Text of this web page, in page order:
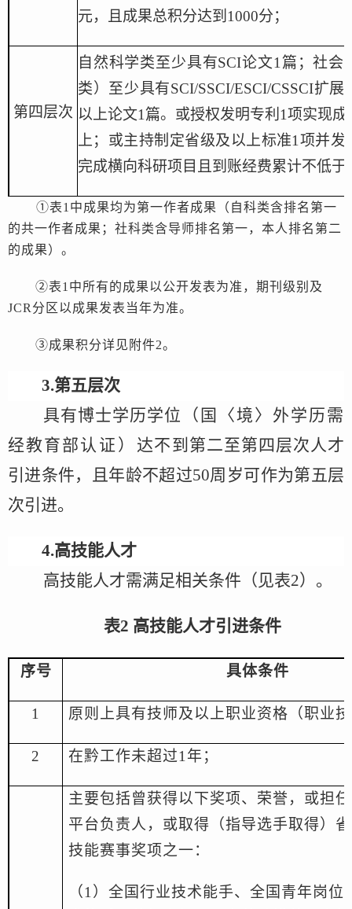
元， 且成果总积分达到 1000分；
第四层次
自然科学类至少具有SCI论文1篇；社会
类） 至少具有SCI/SSCI/ESCI/CSSCI扩展
以上论文1篇。 或授权发明专利 1项实现成
上 ； 或主持制定省级及以上标准1项并发
完成横向科研项目 且 到账经费累计不低于
①表1中成果均为第一作者成果 （ 自科类含排名第一
的共一作者成果；社科类含导师排名第一，本人排名第二
的成果） 。
②表1中所有的成果以公开发表为准，期刊级别及
JCR 分区以成果发表当年为准。
③成果积分详见 附件2。
3.第五层次
具有博士学历学位
（ 国 〈境 〉 外学历需
经教育部认证 ） 达不到第二至第四层次人才
引进条件， 且年龄不超过50周岁可作为第五层
次引进。
4.高技能人才
高技能人才需满足相关条件 （ 见表2）。
表2 高技能人才引进条件
序号 具体条件
1 原则上具有技师及以上职业资格（职业
2 在黔工作未超过1 年；
主要包括曾获得以下奖项、荣誉，或担
平台负责人，或取得（指导选手取得）
技能赛事奖项之一：
（1 ） 全国行业技术能手、全国青年岗位